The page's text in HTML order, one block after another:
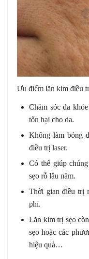
Ưu điểm lăn kim điều
Chăm sóc da
tổn hại cho da.
Không làm bỏng
điều trị laser.
Có thể giúp
sẹo rỗ lâu năm.
Thời gian điều trị
phí.
Lăn kim trị sẹo
sẹo hoặc các
hiệu quả…